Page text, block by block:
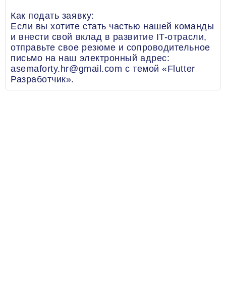
Как подать заявку:
Если вы хотите стать частью нашей команды
и внести свой вклад в развитие IT-отрасли,
отправьте свое резюме и сопроводительное
письмо на наш электронный адрес:
asemaforty.hr@gmail.com с темой «Flutter
Разработчик».